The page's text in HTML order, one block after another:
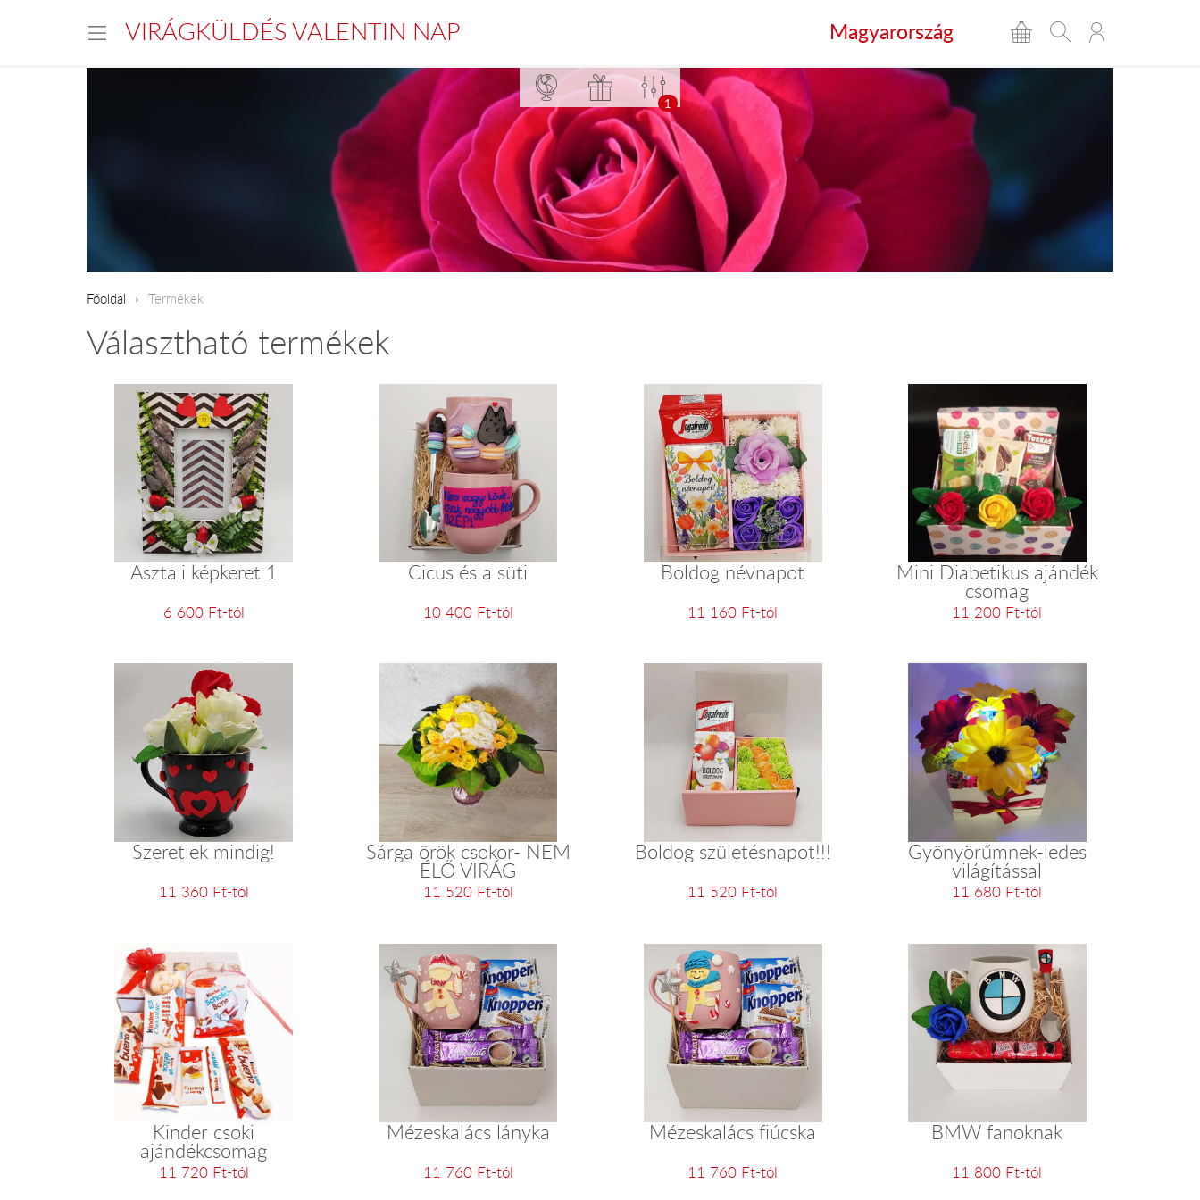
VIRÁGKÜLDÉS VALENTIN NAP Magyarország
1
Főoldal Termékek
Választható termékek
Asztali képkeret 1
6 600 Ft-tól
Cicus és a süti
10 400 Ft-tól
Boldog névnapot
11 160 Ft-tól
Mini Diabetikus ajándék
csomag
11 200 Ft-tól
Szeretlek mindig!
11 360 Ft-tól
Sárga örök csokor- NEM
ÉLŐ VIRÁG
11 520 Ft-tól
Boldog születésnapot!!!
11 520 Ft-tól
Gyönyörűmnek-ledes
világítással
11 680 Ft-tól
Kinder csoki
ajándékcsomag
11 720 Ft-tól
Mézeskalács lányka
11 760 Ft-tól
Mézeskalács fiúcska
11 760 Ft-tól
BMW fanoknak
11 800 Ft-tól